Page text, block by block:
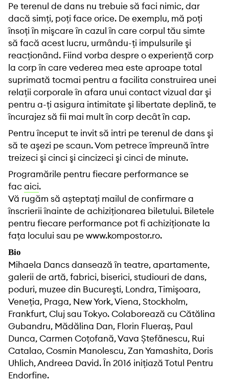
Pe terenul de dans nu trebuie să faci nimic, dar
dacă simţi, poţi face orice. De exemplu, mă poţi
însoţi în mişcare în cazul în care corpul tău simte
să facă acest lucru, urmându-ţi impulsurile şi
reacţionând. Fiind vorba despre o experienţă corp
la corp în care vederea mea este aproape total
suprimată tocmai pentru a facilita construirea unei
relaţii corporale în afara unui contact vizual dar şi
pentru a-ţi asigura intimitate şi libertate deplină, te
încurajez să fii mai mult în corp decât în cap.
Pentru început te invit să intri pe terenul de dans şi
să te aşezi pe scaun. Vom petrece împreună între
treizeci şi cinci şi cincizeci şi cinci de minute.
Programările pentru fiecare performance se
facaici.
Vă rugăm să așteptați mailul de confirmare a
înscrierii înainte de achiziționarea biletului. Biletele
pentru fiecare performance pot fi achiziționate la
fața locului sau pe www.kompostor.ro.
Bio
Mihaela Dancs dansează în teatre, apartamente,
galerii de artă, fabrici, biserici, studiouri de dans,
poduri, muzee din Bucureşti, Londra, Timişoara,
Veneţia, Praga, New York, Viena, Stockholm,
Frankfurt, Cluj sau Tokyo. Colaborează cu Cătălina
Gubandru, Mădălina Dan, Florin Flueraș, Paul
Dunca, Carmen Coţofană, Vava Ștefănescu, Rui
Catalao, Cosmin Manolescu, Zan Yamashita, Doris
Uhlich, Andreea David. În 2016 inițiază Totul Pentru
Endorfine.